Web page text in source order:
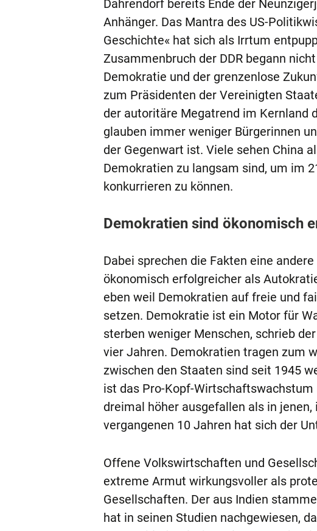
Dahrendorf bereits Ende der
Anhänger. Das Mantra des US-
Geschichte« hat sich als Irrtum
Zusammenbruch der DDR begann
Demokratie und der grenzenlose
zum Präsidenten der Vereinigten
der autoritäre Megatrend im Kernland
glauben immer weniger Bürgerinnen
der Gegenwart ist. Viele sehen China
Demokratien zu langsam sind, um im
konkurrieren zu können.
Demokratien sind ökonomisch
Dabei sprechen die Fakten eine
ökonomisch erfolgreicher als
eben weil Demokratien auf freie und
setzen. Demokratie ist ein Motor für
sterben weniger Menschen, schrieb
vier Jahren. Demokratien tragen zum
zwischen den Staaten sind seit 1945
ist das Pro-Kopf-Wirtschaftswachstum
dreimal höher ausgefallen als in
vergangenen 10 Jahren hat sich der
Offene Volkswirtschaften und
extreme Armut wirkungsvoller als
Gesellschaften. Der aus Indien
hat in seinen Studien nachgewiesen,